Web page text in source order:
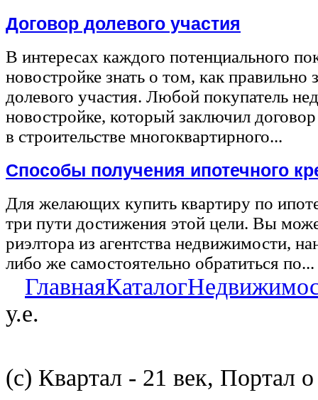
Договор долевого участия
В интересах каждого потенциального
новостройке знать о том, как правильно
долевого участия. Любой покупатель
новостройке, который заключил
в строительстве многоквартирного...
Способы получения ипотечного
Для желающих купить квартиру по
три пути достижения этой цели. Вы
риэлтора из агентства недвижимости,
либо же самостоятельно обратиться по...
ГлавнаяКаталог
у.е.
(с) Квартал - 21 век, Портал